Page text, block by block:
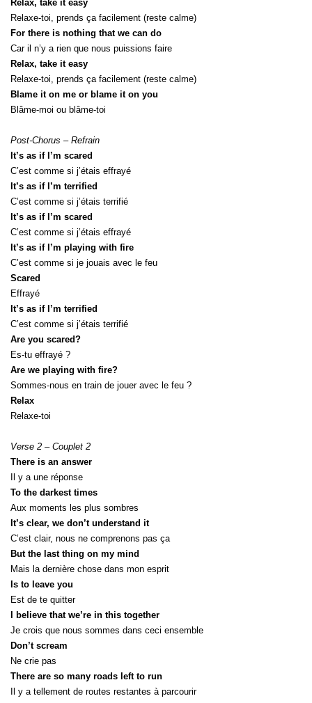
Relax, take it easy
Relaxe-toi, prends ça facilement (reste calme)
For there is nothing that we can do
Car il n’y a rien que nous puissions faire
Relax, take it easy
Relaxe-toi, prends ça facilement (reste calme)
Blame it on me or blame it on you
Blâme-moi ou blâme-toi
Post-Chorus – Refrain
It’s as if I’m scared
C’est comme si j’étais effrayé
It’s as if I’m terrified
C’est comme si j’étais terrifié
It’s as if I’m scared
C’est comme si j’étais effrayé
It’s as if I’m playing with fire
C’est comme si je jouais avec le feu
Scared
Effrayé
It’s as if I’m terrified
C’est comme si j’étais terrifié
Are you scared?
Es-tu effrayé ?
Are we playing with fire?
Sommes-nous en train de jouer avec le feu ?
Relax
Relaxe-toi
Verse 2 – Couplet 2
There is an answer
Il y a une réponse
To the darkest times
Aux moments les plus sombres
It’s clear, we don’t understand it
C’est clair, nous ne comprenons pas ça
But the last thing on my mind
Mais la dernière chose dans mon esprit
Is to leave you
Est de te quitter
I believe that we’re in this together
Je crois que nous sommes dans ceci ensemble
Don’t scream
Ne crie pas
There are so many roads left to run
Il y a tellement de routes restantes à parcourir